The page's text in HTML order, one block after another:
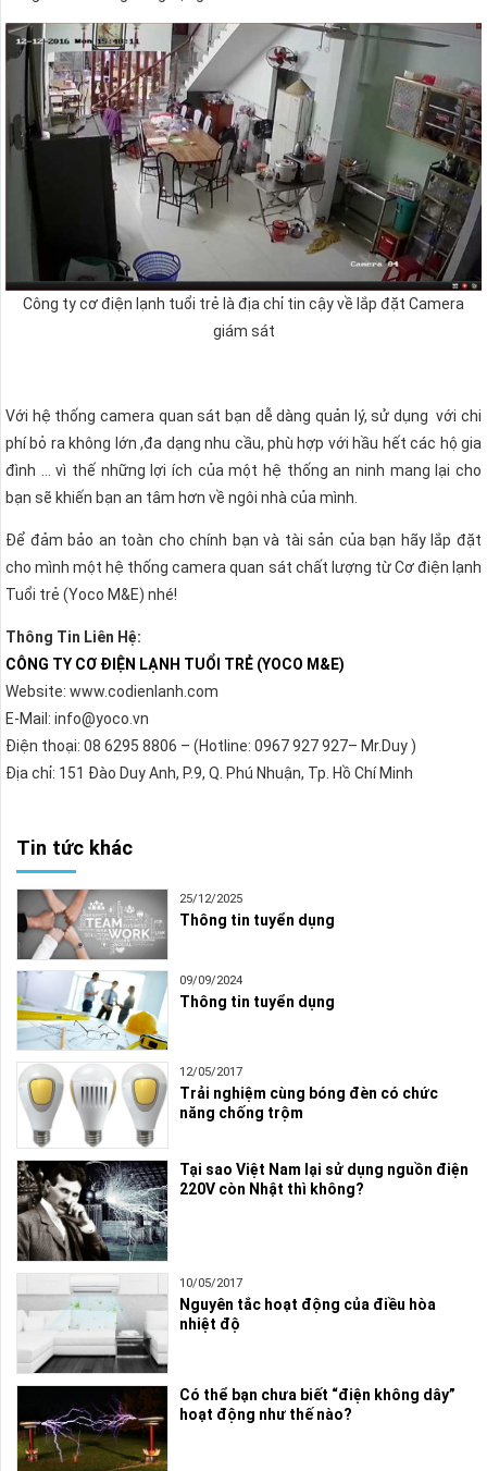
Công ty cơ điện lạnh tuổi trẻ là địa chỉ tin cậy về lắp đặt Camera
giám sát
Với hệ thống camera quan sát bạn dễ dàng quản lý, sử dụng với chi
phí bỏ ra không lớn ,đa dạng nhu cầu, phù hợp với hầu hết các hộ gia
đình … vì thế những lợi ích của một hệ thống an ninh mang lại cho
bạn sẽ khiến bạn an tâm hơn về ngôi nhà của mình.
Để đảm bảo an toàn cho chính bạn và tài sản của bạn hãy lắp đặt
cho mình một hệ thống camera quan sát chất lượng từ Cơ điện lạnh
Tuổi trẻ (Yoco M&E) nhé!
Thông Tin Liên Hệ:
CÔNG TY CƠ ĐIỆN LẠNH TUỔI TRẺ (YOCO M&E)
Website: www.codienlanh.com
E-Mail: info@yoco.vn
Điện thoại: 08 6295 8806 – (Hotline: 0967 927 927– Mr.Duy )
Địa chỉ: 151 Đào Duy Anh, P.9, Q. Phú Nhuận, Tp. Hồ Chí Minh
Tin tức khác
25/12/2025
Thông tin tuyển dụng
09/09/2024
Thông tin tuyển dụng
12/05/2017
Trải nghiệm cùng bóng đèn có chức
năng chống trộm
Tại sao Việt Nam lại sử dụng nguồn điện
220V còn Nhật thì không?
10/05/2017
Nguyên tắc hoạt động của điều hòa
nhiệt độ
Có thể bạn chưa biết “điện không dây”
hoạt động như thế nào?